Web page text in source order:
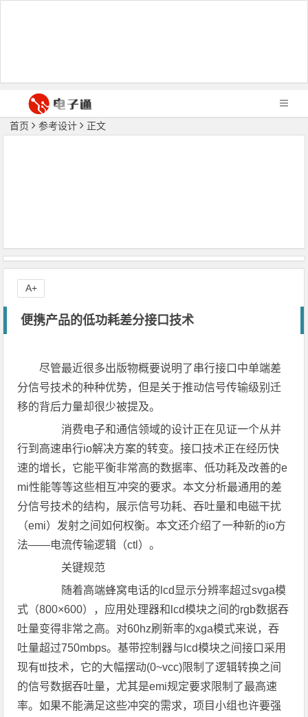
首页 参考设计 正文
便携产品的低功耗差分接口技术
尽管最近很多出版物概要说明了串行接口中单端差
分信号技术的种种优势，但是关于推动信号传输级别迁
移的背后力量却很少被提及。
消费电子和通信领域的设计正在见证一个从并
行到高速串行io解决方案的转变。接口技术正在经历快
速的增长，它能平衡非常高的数据率、低功耗及改善的e
mi性能等等这些相互冲突的要求。本文分析最通用的差
分信号技术的结构，展示信号功耗、吞吐量和电磁干扰
（emi）发射之间如何权衡。本文还介绍了一种新的io方
法——电流传输逻辑（ctl）。
关键规范
随着高端蜂窝电话的lcd显示分辨率超过svga模
式（800×600），应用处理器和lcd模块之间的rgb数据吞
吐量变得非常之高。对60hz刷新率的xga模式来说，吞
吐量超过750mbps。基带控制器与lcd模块之间接口采用
现有ttl技术，它的大幅摆动(0~vcc)限制了逻辑转换之间
的信号数据吞吐量，尤其是emi规定要求限制了最高速
率。如果不能满足这些冲突的需求，项目小组也许要强
A+